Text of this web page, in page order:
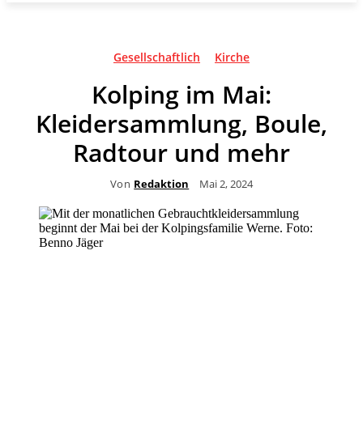
Gesellschaftlich Kirche
Kolping im Mai:
Kleidersammlung, Boule,
Radtour und mehr
Von Redaktion Mai 2, 2024